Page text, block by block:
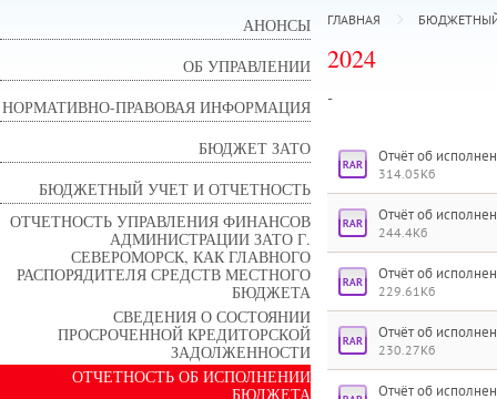
ГЛАВНАЯ
2024
-
Отчёт об
314.05Кб
Отчёт об
244.4Кб
Отчёт об
229.61Кб
Отчёт об
230.27Кб
Отчёт об
АНОНСЫ
ОБ УПРАВЛЕНИИ
НОРМАТИВНО-ПРАВОВАЯ ИНФОРМАЦИЯ
БЮДЖЕТ ЗАТО
БЮДЖЕТНЫЙ УЧЕТ И ОТЧЕТНОСТЬ
ОТЧЕТНОСТЬ УПРАВЛЕНИЯ ФИНАНСОВ
АДМИНИСТРАЦИИ ЗАТО Г.
СЕВЕРОМОРСК, КАК ГЛАВНОГО
РАСПОРЯДИТЕЛЯ СРЕДСТВ МЕСТНОГО
БЮДЖЕТА
СВЕДЕНИЯ О СОСТОЯНИИ
ПРОСРОЧЕННОЙ КРЕДИТОРСКОЙ
ЗАДОЛЖЕННОСТИ
ОТЧЕТНОСТЬ ОБ ИСПОЛНЕНИИ
БЮДЖЕТА